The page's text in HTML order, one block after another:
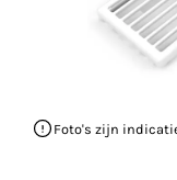
Foto's zijn